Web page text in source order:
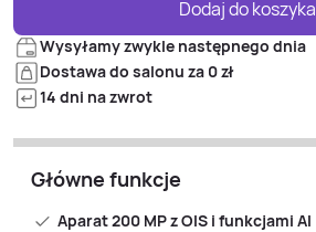
Dodaj do koszyka
Wysyłamy zwykle następnego dnia
Dostawa do salonu za 0 zł
14 dni na zwrot
Główne funkcje
Aparat 200 MP z OIS i funkcjami AI